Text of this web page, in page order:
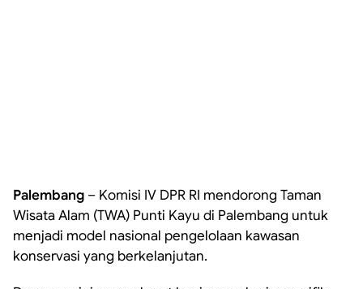
Palembang – Komisi IV DPR RI mendorong Taman
Wisata Alam (TWA) Punti Kayu di Palembang untuk
menjadi model nasional pengelolaan kawasan
konservasi yang berkelanjutan.